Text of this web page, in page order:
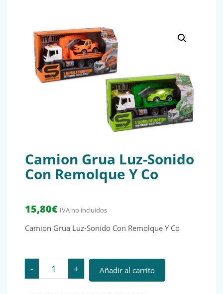
Camion Grua Luz-Sonido
Con Remolque Y Co
15,80€ IVA no incluidos
Camion Grua Luz-Sonido Con Remolque Y Co
- Camion Grua Luz-Sonido Con Remolque Y Co
+ Añadir al carrito